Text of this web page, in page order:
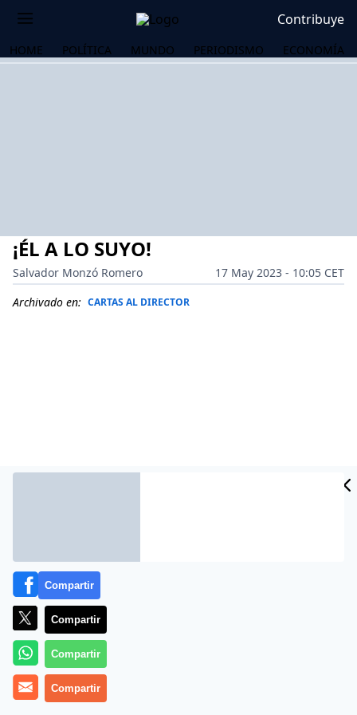
Contribuye
HOME POLÍTICA MUNDO PERIODISMO ECONOMÍA
¡ÉL A LO SUYO!
Salvador Monzó Romero
17 May 2023 - 10:05 CET
Archivado en: CARTAS AL DIRECTOR
(15.05.23)
Si alguien sabe de algo que huele
Peor que un huevo podrido, que lo diga;
El deseo de que ¡Dios le bendiga!,
Compartir
Compartir
Compartir
Compartir